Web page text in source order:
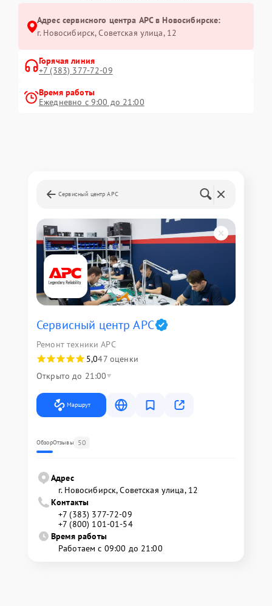
Адрес сервисного центра APC в Новосибирске:
г. Новосибирск, Советская улица, 12
Горячая линия
+7 (383) 377-72-09
Время работы
Ежедневно с 9:00 до 21:00
Сервисный центр APC
Сервисный центр APC
Ремонт техники APC
5,047 оценки
Открыто до 21:00
Маршрут
ОбзорОтзывы 50
Адрес
г. Новосибирск, Советская улица, 12
Контакты
+7 (383) 377-72-09
+7 (800) 101-01-54
Время работы
Работаем с 09:00 до 21:00